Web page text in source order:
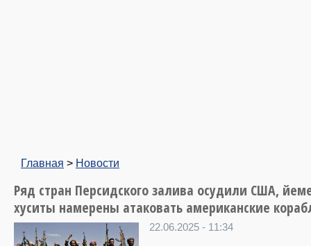
Главная > Новости
Ряд стран Персидского залива осудили США,
хуситы намерены атаковать американские
22.06.2025 - 11:34